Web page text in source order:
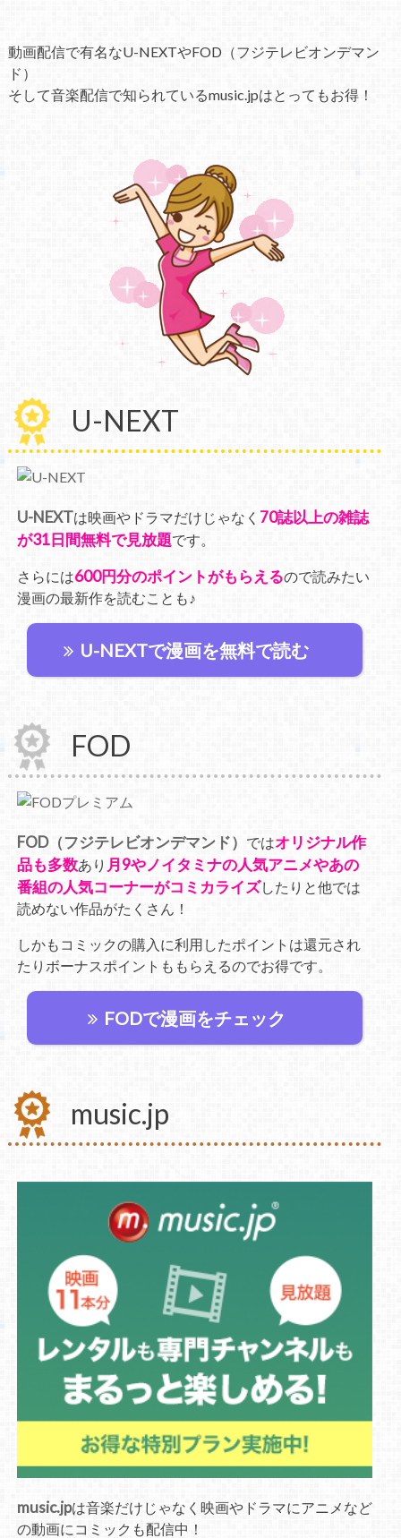
動画配信で有名なU-NEXTやFOD（フジテレビオンデマン
ド）
そして音楽配信で知られているmusic.jpはとってもお得！
U-NEXT
U-NEXTは映画やドラマだけじゃなく 70誌以上の雑誌
が31日間無料で見放題です。
さらには600円分のポイントがもらえるので読みたい
漫画の最新作を読むことも♪
U-NEXTで漫画を無料で読む
FOD
FOD（フジテレビオンデマンド） ではオリジナル作
品も多数あり 月9やノイタミナの人気アニメやあの
番組の人気コーナーがコミカライズしたりと他では
読めない作品がたくさん！
しかもコミックの購入に利用したポイントは還元され
たりボーナスポイントももらえるのでお得です。
FODで漫画をチェック
music.jp
music.jpは音楽だけじゃなく映画やドラマにアニメなど
の動画にコミックも配信中！